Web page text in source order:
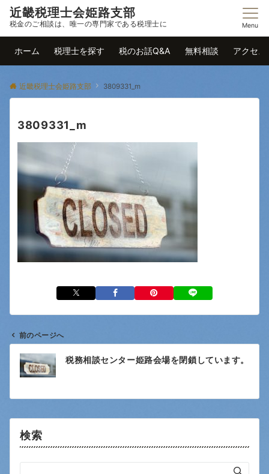
近畿税理士会姫路支部
税金のご相談は、唯一の専門家である税理士に Menu
ホーム 税理士を探す 税のお話Q&A 無料相談 アクセス
近畿税理士会姫路支部 3809331_m
3809331_m
ビ
前のページへ
税務相談センター姫路会場を閉鎖しています。
検索